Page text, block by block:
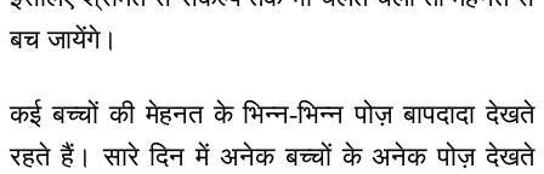
बच जायेंगे।
कई बच्चों की मेहनत के भिन्न-भिन्न पोज़ बापदादा देखते
रहते हैं। सारे दिन में अनेक बच्चों के अनेक पोज़ देखते